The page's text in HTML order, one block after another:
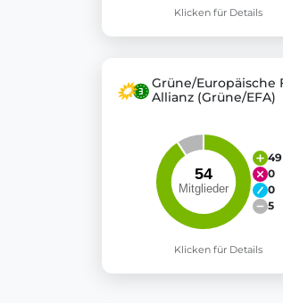
Klicken für Details
Grüne/Europäische
Allianz (Grüne/EFA)
49
0
0
5
Klicken für Details